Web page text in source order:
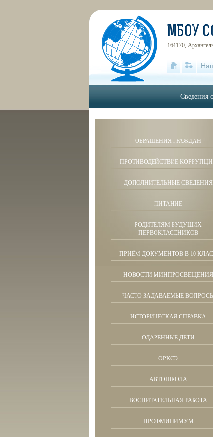
ОБРАЩЕНИЯ ГРАЖДАН
ПРОТИВОДЕЙСТВИЕ
ДОПОЛНИТЕЛЬНЫЕ СВЕДЕНИЯ
ПИТАНИЕ
РОДИТЕЛЯМ БУДУЩИХ
ПЕРВОКЛАССНИКОВ
ПРИЁМ ДОКУМЕНТОВ В 10
НОВОСТИ МИНПРОСВЕЩЕНИЯ
ЧАСТО ЗАДАВАЕМЫЕ
ИСТОРИЧЕСКАЯ СПРАВКА
ОДАРЕННЫЕ ДЕТИ
ОРКСЭ
АВТОШКОЛА
ВОСПИТАТЕЛЬНАЯ РАБОТА
ПРОФМИНИМУМ
МБОУ
164170,
Сведения